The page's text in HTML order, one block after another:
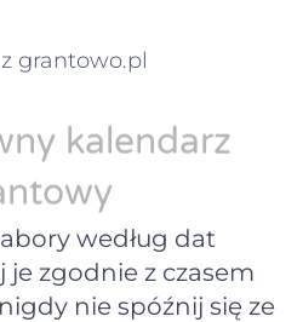
grantowo.pl
kalendarz
według dat
je zgodnie z czasem
nie spóźnij się ze